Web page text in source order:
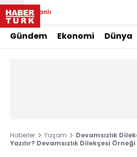
Canlı
Gündem Ekonomi Dünya
Haberler Yaşam
Devamsızlık
Yazılır? Devamsızlık Dilekçesi Örneği